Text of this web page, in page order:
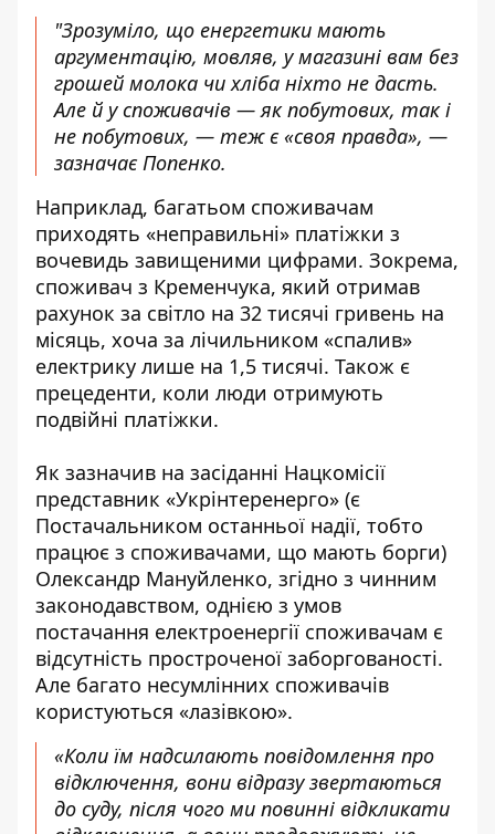
"Зрозуміло, що енергетики мають
аргументацію, мовляв, у магазині вам без
грошей молока чи хліба ніхто не дасть.
Але й у споживачів — як побутових, так і
не побутових, — теж є «своя правда», —
зазначає Попенко.
Наприклад, багатьом споживачам
приходять «неправильні» платіжки з
вочевидь завищеними цифрами. Зокрема,
споживач з Кременчука, який отримав
рахунок за світло на 32 тисячі гривень на
місяць, хоча за лічильником «спалив»
електрику лише на 1,5 тисячі. Також є
прецеденти, коли люди отримують
подвійні платіжки.
Як зазначив на засіданні Нацкомісії
представник «Укрінтеренерго» (є
Постачальником останньої надії, тобто
працює з споживачами, що мають борги)
Олександр Мануйленко, згідно з чинним
законодавством, однією з умов
постачання електроенергії споживачам є
відсутність простроченої заборгованості.
Але багато несумлінних споживачів
користуються «лазівкою».
«Коли їм надсилають повідомлення про
відключення, вони відразу звертаються
до суду, після чого ми повинні відкликати